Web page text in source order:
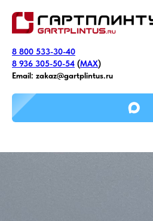
8 800 533-30-40
8 936 305-50-54 (MAX)
Email: zakaz@gartplintus.ru